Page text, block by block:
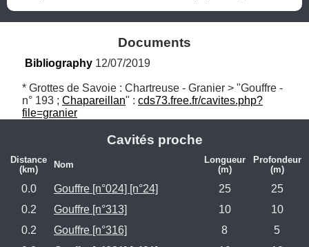
Documents
Bibliography 12/07/2019
* Grottes de Savoie : Chartreuse - Granier > "Gouffre -
n° 193 ; Chapareillan" : cds73.free.fr/cavites.php?
file=granier
Cavités proche
Distance
(km)
Nom
Longueur
(m)
Profondeur
(m)
0.0 Gouffre [n°024] [n°24] 25
25
0.2
Gouffre [n°313] 10
10
0.2
Gouffre [n°316] 8
5